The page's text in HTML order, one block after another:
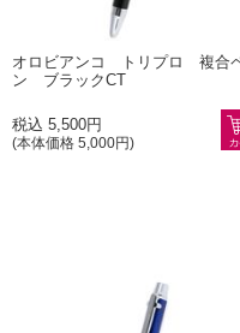
オロビアンコ トリプロ 複合
ン ブラックCT
税込 5,500円
(本体価格 5,000円)